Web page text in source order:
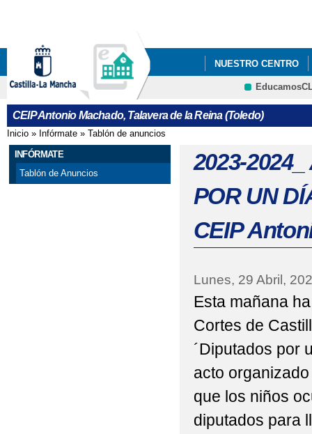
NUESTRO CENTRO
"LOS GOYA DEL
2021_
2022 JUEGO
2022 "EL CEIP
2022 ' JORNADA
2022 PROYECTOS
2022 VISITA DE 3ºP
2022 'ACTIVIDAD
2022 'CEIP
2022 'CELEBRACIÓN
CRFP
CEIP Antonio Machado, Talavera de la Reina (Toledo)
Se encuentra usted aquí
Inicio » Infórmate » Tablón de anuncios
INFÓRMATE
Tablón de Anuncios
2023-
POR UN
CEIP
Lunes, 29 Abril,
Esta mañana
Cortes de
´Diputados por
acto
que los niños
diputados para